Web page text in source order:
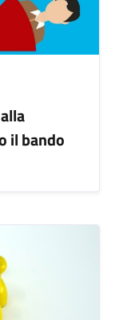
il bando